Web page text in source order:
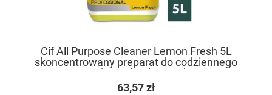
Cif All Purpose Cleaner Lemon Fresh 5L
skoncentrowany preparat do codziennego
mycia wodoodpornych,
niezabezpieczonych powierzchni
63,57 zł